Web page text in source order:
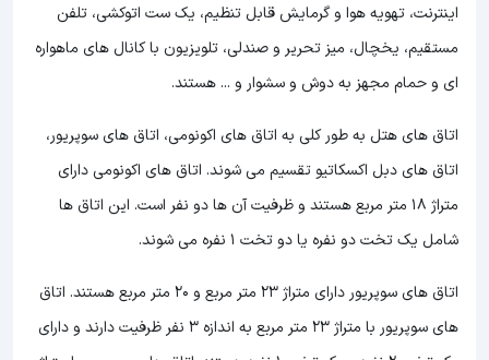
اینترنت، تهویه هوا و گرمایش قابل تنظیم، یک ست اتوکشی، تلفن
مستقیم، یخچال، میز تحریر و صندلی، تلویزیون با کانال های ماهواره
ای و حمام مجهز به دوش و سشوار و ... هستند.
اتاق های هتل به طور کلی به اتاق های اکونومی، اتاق های سوپریور،
اتاق های دبل اکسکاتیو تقسیم می شوند. اتاق های اکونومی دارای
متراژ 18 متر مربع هستند و ظرفیت آن ها دو نفر است. این اتاق ها
شامل یک تخت دو نفره یا دو تخت 1 نفره می شوند.
اتاق های سوپریور دارای متراژ 23 متر مربع و 20 متر مربع هستند. اتاق
های سوپریور با متراژ 23 متر مربع به اندازه 3 نفر ظرفیت دارند و دارای